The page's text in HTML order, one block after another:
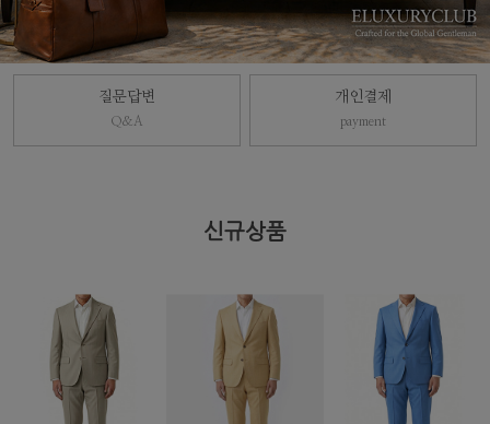
질문답변
Q&A
개인결제
payment
신규상품